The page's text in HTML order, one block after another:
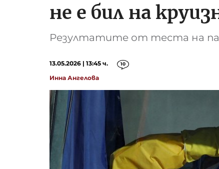
не е бил на
Резултатите от теста на
13.05.2026 | 13:45 ч. 10
Инна Ангелова